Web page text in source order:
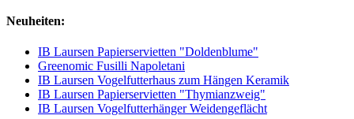
Neuheiten:
IB Laursen Papierservietten "Doldenblume"
Greenomic Fusilli Napoletani
IB Laursen Vogelfutterhaus zum Hängen Keramik
IB Laursen Papierservietten "Thymianzweig"
IB Laursen Vogelfutterhänger Weidengeflächt